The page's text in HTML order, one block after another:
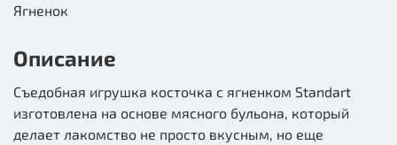
Ягненок
Описание
Съедобная игрушка косточка с ягненком Standart
изготовлена на основе мясного бульона, который
делает лакомство не просто вкусным, но еще